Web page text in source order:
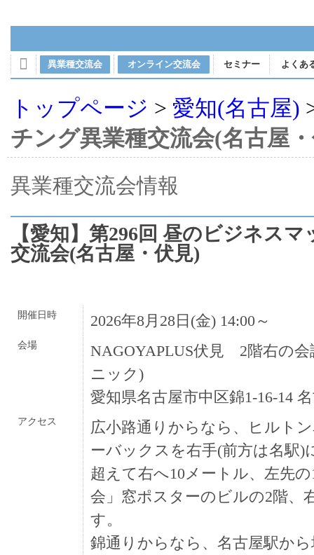
異業種交流会 オンライン交流会 セミナー よくあ
トップページ > 愛知(名古屋)
チング異業種交流会(名古屋
異業種交流会情報
【愛知】第296回 昼のビジネス
交流会(名古屋・伏見)
開催日時 2026年8月28日(金) 14:00～
会場
NAGOYAPLUS伏見 2階右の会
ニック)
愛知県名古屋市中区錦1-16-14
アクセス
広小路通りからなら、ヒルト
ーバックスを右手(前方は名駅)
超えて右へ10メートル、左先
会」窓ポスターのビルの2階、
す。
錦通りからなら、名古屋駅か